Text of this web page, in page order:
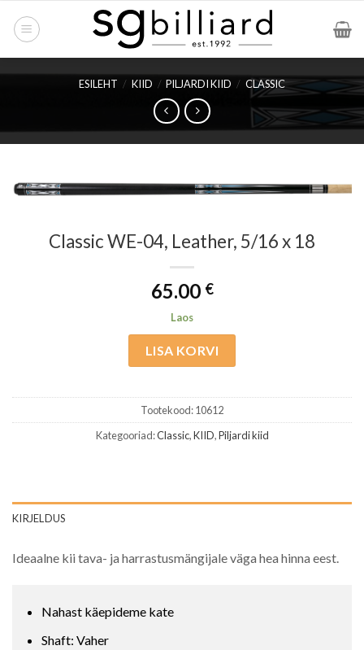
ESILEHT / KIID / PILJARDI KIID / CLASSIC
Classic WE-04, Leather, 5/16 x 18
65.00 €
Laos
LISA KORVI
Tootekood:10612
Kategooriad:Classic,KIID,Piljardi kiid
KIRJELDUS
Ideaalne kii tava- ja harrastusmängijale väga hea hinna eest.
Nahast käepideme kate
Shaft: Vaher